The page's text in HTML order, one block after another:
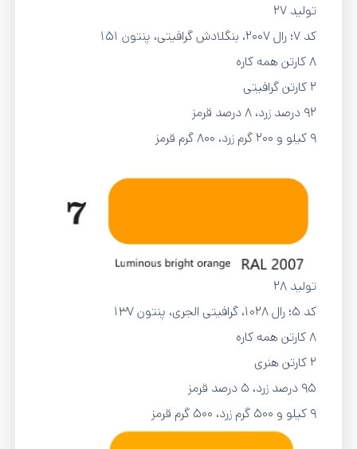
تولید 27
کد 7؛ رال ۲۰۰۷، بنگلادش گرافیتی، پنتون 151
8 کارتن همه کاره
2 کارتن گرافیتی
92 درصد زرد، 8 درصد قرمز
9 کیلو و 200 گرم زرد، 800 گرم قرمز
تولید 28
کد 5؛ رال 1028، گرافیتی الجری، پنتون 137
8 کارتن همه کاره
2 کارتن هنری
95 درصد زرد، 5 درصد قرمز
9 کیلو و 500 گرم زرد، 500 گرم قرمز